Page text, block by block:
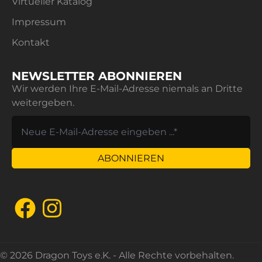
Geschenk für Kinder im Vorschulalter.
Ermöglichen Sie Ihren Kindern Bauwerke zu
Impressum
Kontakt
NEWSLETTER ABONNIEREN
Wir werden Ihre E-Mail-Adresse niemals an Dritte
weitergeben.
ABONNIEREN
© 2026 Dragon Toys e.K. - Alle Rechte vorbehalten.